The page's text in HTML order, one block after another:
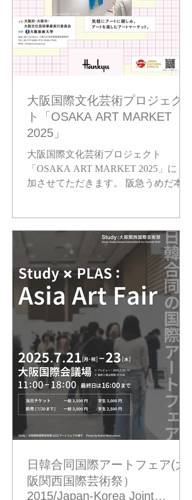
ル） 川村、上原て華、井上和奏、山本
花、紺野百花、島本珠希 (Allee Ballet
Studio) 【曲目】 ラヴェル：ラ・ヴァル
ス （2台ピアノ） フロロフ：ポーギー
と ベスの主題による幻想曲 他 ☆お申
からも取り置きいた
大阪国際文化芸術プロジェク
ト「OSAKA ART MARKET
2025」
大阪国際文化芸術プロジェクト
「OSAKA ART MARKET 2025」に 参
加させてただきます。 阪急うめだ本店
非、ご覧いただけたら嬉しいです！ ど
うぞよろしくお願いします。 ーーー
OSAKA ART MARKET 2025 阪急うめ
だ本店9階 祝祭広場 2025年10月22日
(水)～10月27日(月) 10:00～20:00（※最
終日は17:00終了） 入場無料 展示場
所：ブースNo.５ （スターバックスの
前です） 在廊予定 25日（土）夜〜 26
日（日）27日（月） ※変更の可能性あ
ります。必要な場合はご連絡ください
ませ。 https://osaka-art-
market.com/#overview
日韓合同国際アートフェア(大
阪関西国際芸術祭）
2015/Japan-Korea Joint